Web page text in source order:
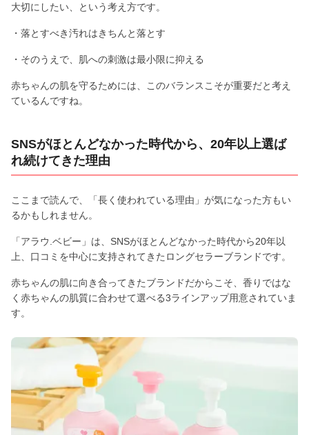
大切にしたい、という考え方です。
・落とすべき汚れはきちんと落とす
・そのうえで、肌への刺激は最小限に抑える
赤ちゃんの肌を守るためには、このバランスこそが重要だと考え
ているんですね。
SNSがほとんどなかった時代から、20年以上選ば
れ続けてきた理由
ここまで読んで、「長く使われている理由」が気になった方もい
るかもしれません。
「アラウ.ベビー」は、SNSがほとんどなかった時代から20年以
上、口コミを中心に支持されてきたロングセラーブランドです。
赤ちゃんの肌に向き合ってきたブランドだからこそ、香りではな
く赤ちゃんの肌質に合わせて選べる3ラインアップ用意されていま
す。